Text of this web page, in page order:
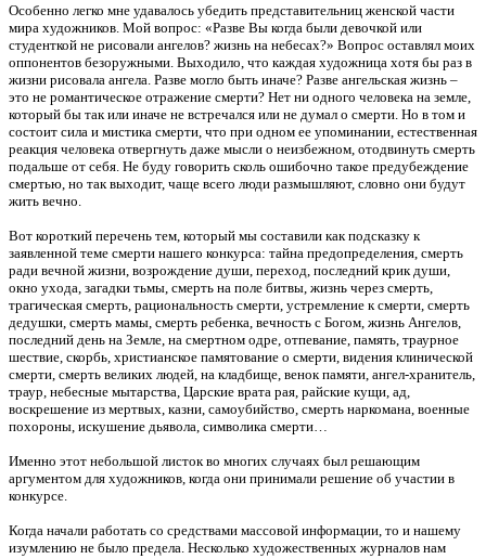
Особенно легко мне удавалось убедить представительниц женской части
мира художников. Мой вопрос: «Разве Вы когда были девочкой или
студенткой не рисовали ангелов? жизнь на небесах?» Вопрос оставлял моих
оппонентов безоружными. Выходило, что каждая художница хотя бы раз в
жизни рисовала ангела. Разве могло быть иначе? Разве ангельская жизнь –
это не романтическое отражение смерти? Нет ни одного человека на земле,
который бы так или иначе не встречался или не думал о смерти. Но в том и
состоит сила и мистика смерти, что при одном ее упоминании, естественная
реакция человека отвергнуть даже мысли о неизбежном, отодвинуть смерть
подальше от себя. Не буду говорить сколь ошибочно такое предубеждение
смертью, но так выходит, чаще всего люди размышляют, словно они будут
жить вечно.
Вот короткий перечень тем, который мы составили как подсказку к
заявленной теме смерти нашего конкурса: тайна предопределения, смерть
ради вечной жизни, возрождение души, переход, последний крик души,
окно ухода, загадки тьмы, смерть на поле битвы, жизнь через смерть,
трагическая смерть, рациональность смерти, устремление к смерти, смерть
дедушки, смерть мамы, смерть ребенка, вечность с Богом, жизнь Ангелов,
последний день на Земле, на смертном одре, отпевание, память, траурное
шествие, скорбь, христианское памятование о смерти, видения клинической
смерти, смерть великих людей, на кладбище, венок памяти, ангел-хранитель,
траур, небесные мытарства, Царские врата рая, райские кущи, ад,
воскрешение из мертвых, казни, самоубийство, смерть наркомана, военные
похороны, искушение дьявола, символика смерти…
Именно этот небольшой листок во многих случаях был решающим
аргументом для художников, когда они принимали решение об участии в
конкурсе.
Когда начали работать со средствами массовой информации, то и нашему
изумлению не было предела. Несколько художественных журналов нам